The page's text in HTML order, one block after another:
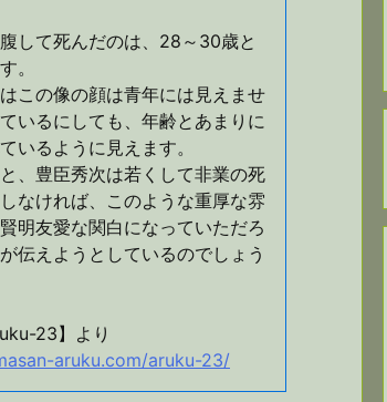
して死んだのは、28～30歳と
。
この像の顔は青年には見えませ
いるにしても、年齢とあまりに
いるように見えます。
、豊臣秀次は若くして非業の死
なければ、このような重厚な雰
明友愛な関白になっていただろ
伝えようとしているのでしょう
23】より
aruku.com/aruku-23/